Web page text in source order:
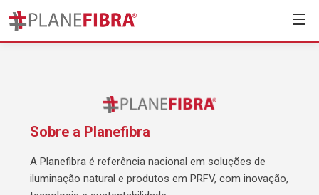
Sobre a Planefibra
A Planefibra é referência nacional em soluções de
iluminação natural e produtos em PRFV, com inovação,